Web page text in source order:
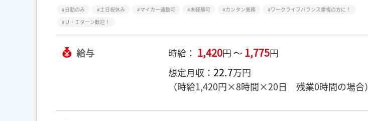
日勤のみ 土日祝休み マイカー通勤可 未経験可 カンタン業務
ワークライフバランス重視の方に！
Ｕ・Ｉターン歓迎！
給与 時給： 1,420円 ～ 1,775円
想定月収： 22.7万円
（時給1,420円×8時間×20日 残業0時間の場合）